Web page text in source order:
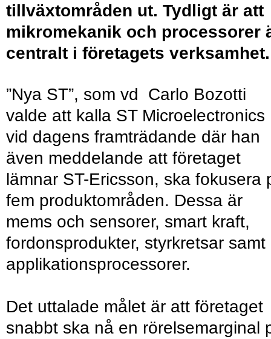
tillväxtområden ut. Tydligt är att
mikromekanik och processorer
centralt i företagets verksamhet.
”Nya ST”, som vd Carlo Bozotti
valde att kalla ST Microelectronics
vid dagens framträdande där han
även meddelande att företaget
lämnar ST-Ericsson, ska fokusera
fem produktområden. Dessa är
mems och sensorer, smart kraft,
fordonsprodukter, styrkretsar samt
applikationsprocessorer.
Det uttalade målet är att företaget
snabbt ska nå en rörelsemarginal